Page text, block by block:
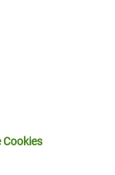
Cookies